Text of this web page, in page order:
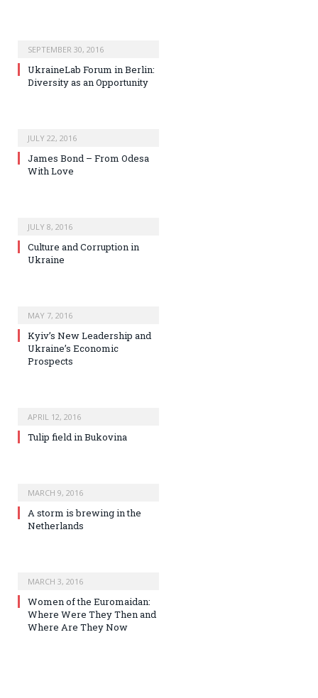
SEPTEMBER 30, 2016
UkraineLab Forum in Berlin:
Diversity as an Opportunity
JULY 22, 2016
James Bond – From Odesa
With Love
JULY 8, 2016
Culture and Corruption in
Ukraine
MAY 7, 2016
Kyiv’s New Leadership and
Ukraine’s Economic
Prospects
APRIL 12, 2016
Tulip field in Bukovina
MARCH 9, 2016
A storm is brewing in the
Netherlands
MARCH 3, 2016
Women of the Euromaidan:
Where Were They Then and
Where Are They Now